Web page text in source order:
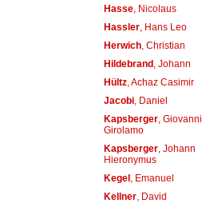
Hasse, Nicolaus
Hassler, Hans Leo
Herwich, Christian
Hildebrand, Johann
Hültz, Achaz Casimir
Jacobi, Daniel
Kapsberger, Giovanni
Girolamo
Kapsberger, Johann
Hieronymus
Kegel, Emanuel
Kellner, David